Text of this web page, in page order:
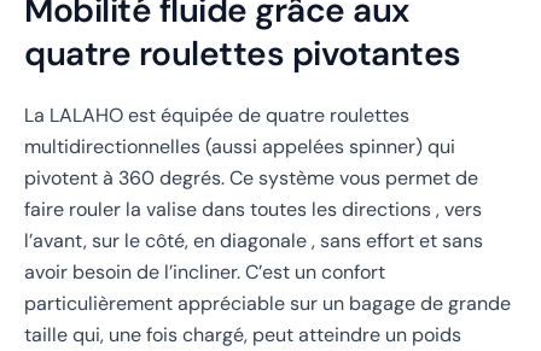
Mobilité fluide grâce aux
quatre roulettes pivotantes
La LALAHO est équipée de quatre roulettes
multidirectionnelles (aussi appelées spinner) qui
pivotent à 360 degrés. Ce système vous permet de
faire rouler la valise dans toutes les directions , vers
l’avant, sur le côté, en diagonale , sans effort et sans
avoir besoin de l’incliner. C’est un confort
particulièrement appréciable sur un bagage de grande
taille qui, une fois chargé, peut atteindre un poids